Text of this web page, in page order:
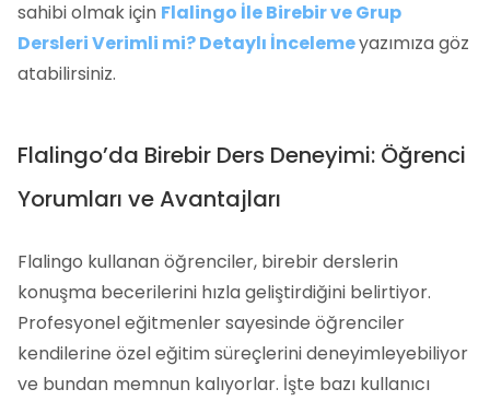
sahibi olmak için Flalingo İle Birebir ve Grup
Dersleri Verimli mi? Detaylı İncelemeyazımıza göz
atabilirsiniz.
Flalingo’da Birebir Ders Deneyimi: Öğrenci
Yorumları ve Avantajları
Flalingo kullanan öğrenciler, birebir derslerin
konuşma becerilerini hızla geliştirdiğini belirtiyor.
Profesyonel eğitmenler sayesinde öğrenciler
kendilerine özel eğitim süreçlerini deneyimleyebiliyor
ve bundan memnun kalıyorlar. İşte bazı kullanıcı